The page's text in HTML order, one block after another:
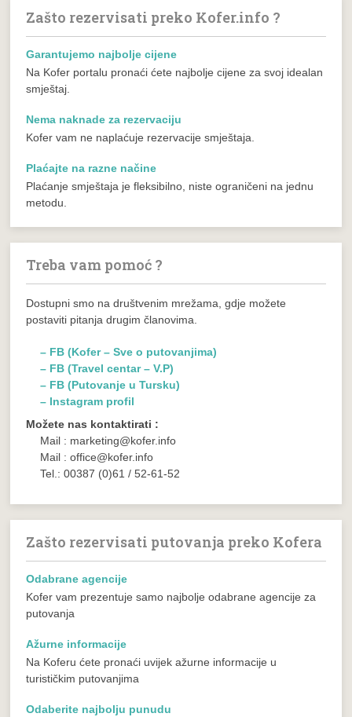
Zašto rezervisati preko Kofer.info ?
Garantujemo najbolje cijene
Na Kofer portalu pronaći ćete najbolje cijene za svoj idealan
smještaj.
Nema naknade za rezervaciju
Kofer vam ne naplaćuje rezervacije smještaja.
Plaćajte na razne načine
Plaćanje smještaja je fleksibilno, niste ograničeni na jednu
metodu.
Treba vam pomoć ?
Dostupni smo na društvenim mrežama, gdje možete
postaviti pitanja drugim članovima.
– FB (Kofer – Sve o putovanjima)
– FB (Travel centar – V.P)
– FB (Putovanje u Tursku)
– Instagram profil
Možete nas kontaktirati :
Mail : marketing@kofer.info
Mail : office@kofer.info
Tel.: 00387 (0)61 / 52-61-52
Zašto rezervisati putovanja preko Kofera
Odabrane agencije
Kofer vam prezentuje samo najbolje odabrane agencije za
putovanja
Ažurne informacije
Na Koferu ćete pronaći uvijek ažurne informacije u
turističkim putovanjima
Odaberite najbolju punudu